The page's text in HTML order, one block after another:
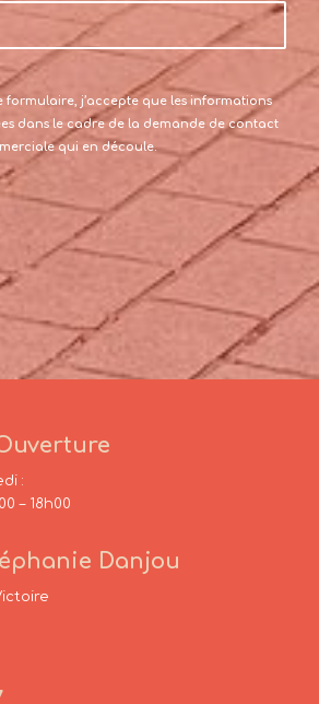
formulaire, j’accepte que les informations
dans le cadre de la demande de contact
qui en découle.
:
– 18h00
Danjou